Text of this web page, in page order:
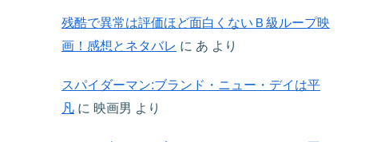
残酷で異常は評価ほど面白くないＢ級ループ映
画！感想とネタバレ に あ より
スパイダーマン:ブランド・ニュー・デイは平
凡 に 映画男 より